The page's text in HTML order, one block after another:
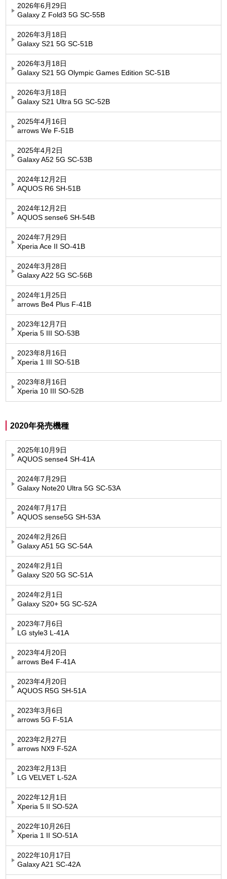
2026年6月29日
Galaxy Z Fold3 5G SC-55B
2026年3月18日
Galaxy S21 5G SC-51B
2026年3月18日
Galaxy S21 5G Olympic Games Edition SC-51B
2026年3月18日
Galaxy S21 Ultra 5G SC-52B
2025年4月16日
arrows We F-51B
2025年4月2日
Galaxy A52 5G SC-53B
2024年12月2日
AQUOS R6 SH-51B
2024年12月2日
AQUOS sense6 SH-54B
2024年7月29日
Xperia Ace II SO-41B
2024年3月28日
Galaxy A22 5G SC-56B
2024年1月25日
arrows Be4 Plus F-41B
2023年12月7日
Xperia 5 III SO-53B
2023年8月16日
Xperia 1 III SO-51B
2023年8月16日
Xperia 10 III SO-52B
2020年発売機種
2025年10月9日
AQUOS sense4 SH-41A
2024年7月29日
Galaxy Note20 Ultra 5G SC-53A
2024年7月17日
AQUOS sense5G SH-53A
2024年2月26日
Galaxy A51 5G SC-54A
2024年2月1日
Galaxy S20 5G SC-51A
2024年2月1日
Galaxy S20+ 5G SC-52A
2023年7月6日
LG style3 L-41A
2023年4月20日
arrows Be4 F-41A
2023年4月20日
AQUOS R5G SH-51A
2023年3月6日
arrows 5G F-51A
2023年2月27日
arrows NX9 F-52A
2023年2月13日
LG VELVET L-52A
2022年12月1日
Xperia 5 II SO-52A
2022年10月26日
Xperia 1 II SO-51A
2022年10月17日
Galaxy A21 SC-42A